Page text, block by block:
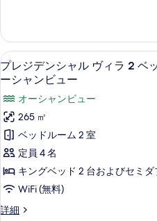
の
す
べ
の
写
真
を
表
示
す
詳
細
プ
レ
ジ
デ
ン
シ
ャ
ル
ヴ
9
プレジデンシャル ヴィラ 2 ベ
ーシャンビュー
オーシャンビュー
265 ㎡
ベッドルーム 2 室
定員 4 名
キングベッド 2 台およびセミ
WiFi (無料)
詳細
プ